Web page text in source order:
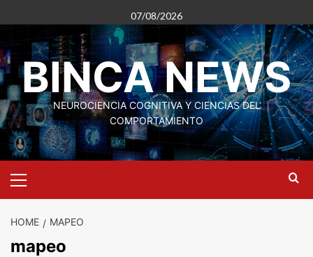
to
content
07/08/2026
BINCA NEWS
NEUROCIENCIA COGNITIVA Y CIENCIAS DEL
COMPORTAMIENTO
Menu
HOME MAPEO
mapeo